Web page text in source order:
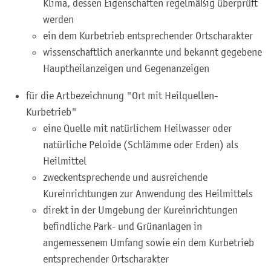
Klima, dessen Eigenschaften regelmäßig überprüft
werden
ein dem Kurbetrieb entsprechender Ortscharakter
wissenschaftlich anerkannte und bekannt gegebene
Hauptheilanzeigen und Gegenanzeigen
für die Artbezeichnung "Ort mit Heilquellen-
Kurbetrieb"
eine Quelle mit natürlichem Heilwasser oder
natürliche Peloide (Schlämme oder Erden) als
Heilmittel
zweckentsprechende und ausreichende
Kureinrichtungen zur Anwendung des Heilmittels
direkt in der Umgebung der Kureinrichtungen
befindliche Park- und Grünanlagen in
angemessenem Umfang sowie ein dem Kurbetrieb
entsprechender Ortscharakter